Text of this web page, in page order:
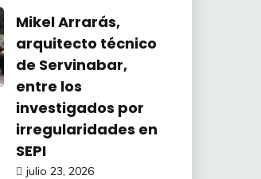
Mikel Arrarás,
arquitecto técnico
de Servinabar,
entre los
investigados por
irregularidades en
SEPI
julio 23, 2026